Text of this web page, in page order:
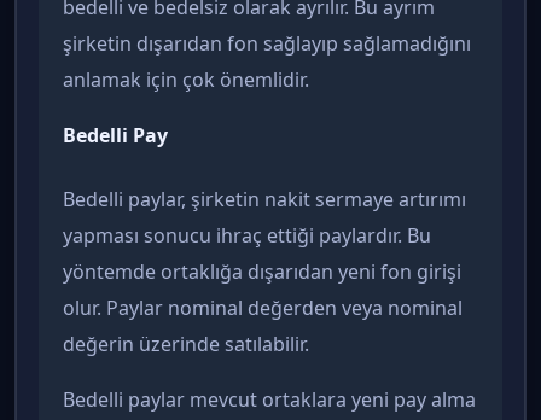
bedelli ve bedelsiz olarak ayrılır. Bu ayrım
şirketin dışarıdan fon sağlayıp sağlamadığını
anlamak için çok önemlidir.
Bedelli Pay
Bedelli paylar, şirketin nakit sermaye artırımı
yapması sonucu ihraç ettiği paylardır. Bu
yöntemde ortaklığa dışarıdan yeni fon girişi
olur. Paylar nominal değerden veya nominal
değerin üzerinde satılabilir.
Bedelli paylar mevcut ortaklara yeni pay alma